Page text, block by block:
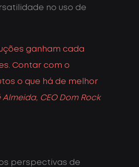
no uso de
ganham cada
Contar com o
o que há de melhor
Almeida, CEO Dom Rock
perspectivas de